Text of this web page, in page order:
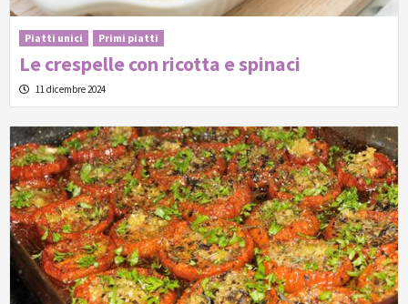
Piatti unici Primi piatti
Le crespelle con ricotta e spinaci
11 dicembre 2024